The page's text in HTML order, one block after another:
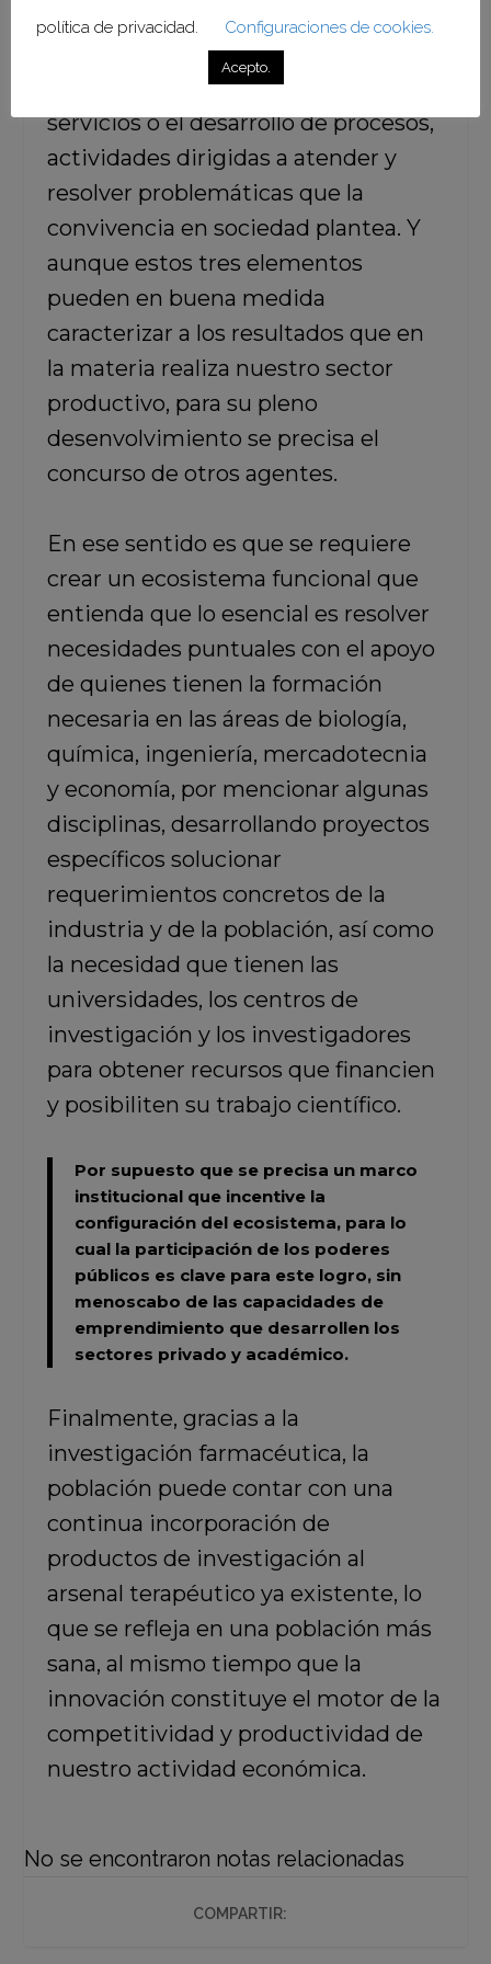
Schumpeter, la innovación puede
relacionarse con la fabricación de
nuevos productos, la prestación de
servicios o el desarrollo de procesos,
actividades dirigidas a atender y
resolver problemáticas que la
convivencia en sociedad plantea. Y
aunque estos tres elementos
pueden en buena medida
caracterizar a los resultados que en
la materia realiza nuestro sector
productivo, para su pleno
desenvolvimiento se precisa el
concurso de otros agentes.
En ese sentido es que se requiere
crear un ecosistema funcional que
entienda que lo esencial es resolver
necesidades puntuales con el apoyo
de quienes tienen la formación
necesaria en las áreas de biología,
química, ingeniería, mercadotecnia
y economía, por mencionar algunas
disciplinas, desarrollando proyectos
específicos solucionar
requerimientos concretos de la
industria y de la población, así como
la necesidad que tienen las
universidades, los centros de
investigación y los investigadores
para obtener recursos que financien
y posibiliten su trabajo científico.
Por supuesto que se precisa un marco
institucional que incentive la
configuración del ecosistema, para lo
cual la participación de los poderes
públicos es clave para este logro, sin
menoscabo de las capacidades de
emprendimiento que desarrollen los
sectores privado y académico.
Finalmente, gracias a la
investigación farmacéutica, la
población puede contar con una
continua incorporación de
productos de investigación al
arsenal terapéutico ya existente, lo
que se refleja en una población más
sana, al mismo tiempo que la
innovación constituye el motor de la
competitividad y productividad de
nuestro actividad económica.
No se encontraron notas relacionadas
COMPARTIR:
política de privacidad.
Configuraciones de cookies.
Acepto.